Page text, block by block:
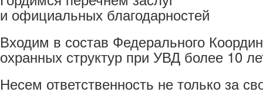
и официальных благодарностей
Входим в состав Федерального
охранных структур при УВД более 10
Несем ответственность не только за